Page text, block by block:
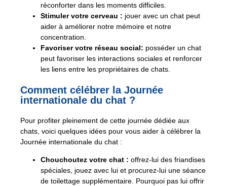
réconforter dans les moments difficiles.
Stimuler votre cerveau : jouer avec un chat peut
aider à améliorer notre mémoire et notre
concentration.
Favoriser votre réseau social: posséder un chat
peut favoriser les interactions sociales et renforcer
les liens entre les propriétaires de chats.
Comment célébrer la Journée
internationale du chat ?
Pour profiter pleinement de cette journée dédiée aux
chats, voici quelques idées pour vous aider à célébrer la
Journée internationale du chat :
Chouchoutez votre chat : offrez-lui des friandises
spéciales, jouez avec lui et procurez-lui une séance
de toilettage supplémentaire. Pourquoi pas lui offrir